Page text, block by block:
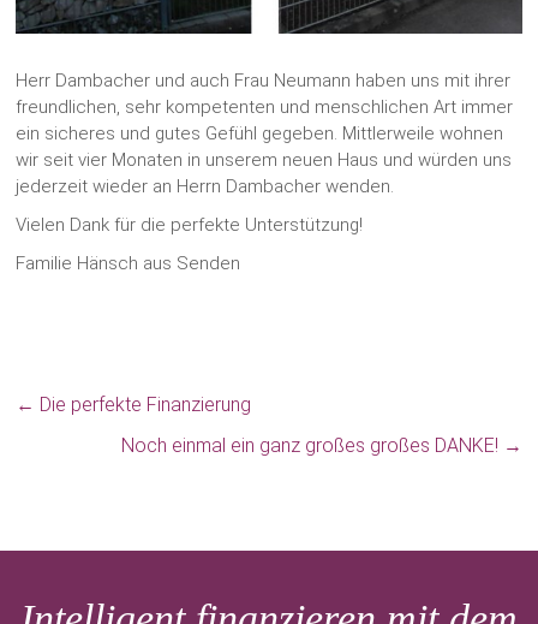
Herr Dambacher und auch Frau Neumann haben uns mit ihrer
freundlichen, sehr kompetenten und menschlichen Art immer
ein sicheres und gutes Gefühl gegeben. Mittlerweile wohnen
wir seit vier Monaten in unserem neuen Haus und würden uns
jederzeit wieder an Herrn Dambacher wenden.
Vielen Dank für die perfekte Unterstützung!
Familie Hänsch aus Senden
← Die perfekte Finanzierung
Noch einmal ein ganz großes großes DANKE! →